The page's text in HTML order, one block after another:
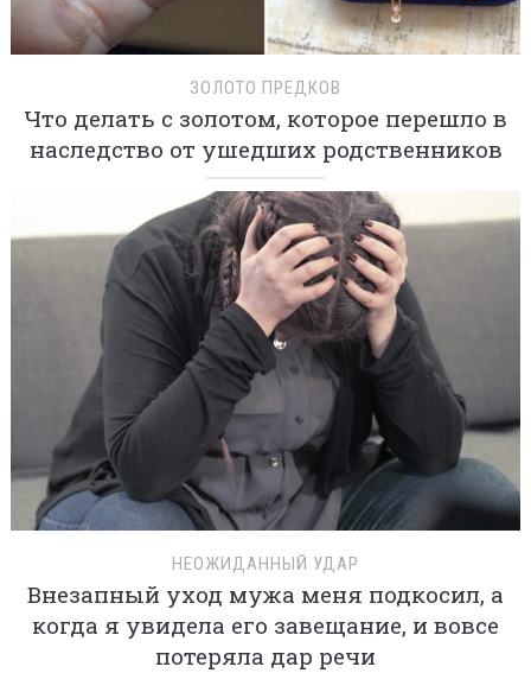
ЗОЛОТО ПРЕДКОВ
Что делать с золотом, которое перешло в
наследство от ушедших родственников
НЕОЖИДАННЫЙ УДАР
Внезапный уход мужа меня подкосил, а
когда я увидела его завещание, и вовсе
потеряла дар речи